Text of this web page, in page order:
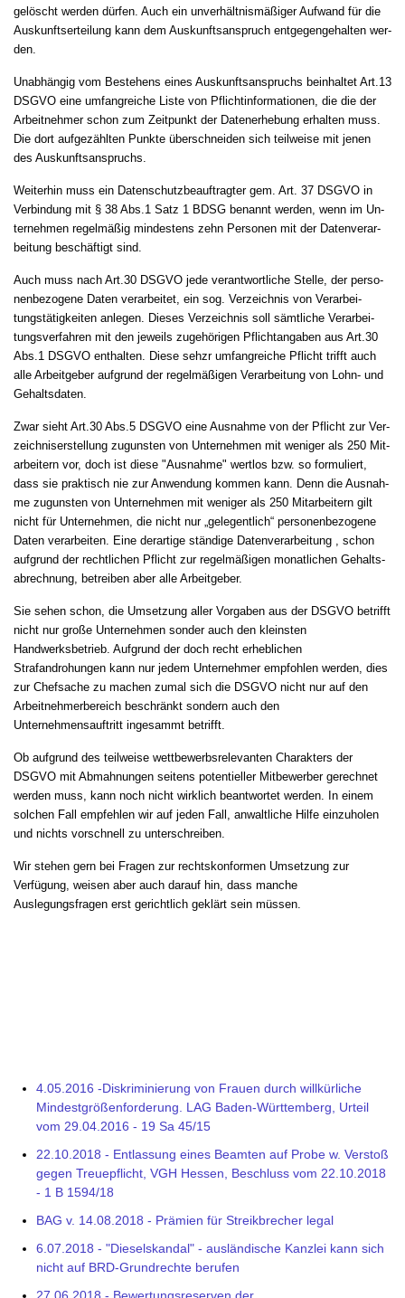
gelöscht wer­den dürfen. Auch ein un­verhält­nismäßiger Auf­wand für die
Aus­kunfts­er­tei­lung kann dem Auskunftsanspruch ent­ge­gen­ge­hal­ten wer­
den.
Un­abhängig vom Be­ste­hens ei­nes Aus­kunfts­an­spruchs be­inhal­tet Art.13
DSGVO ei­ne um­fang­rei­che Lis­te von Pflicht­in­for­ma­tio­nen, die die der
Ar­beit­neh­mer schon zum Zeit­punkt der Da­ten­er­he­bung er­hal­ten muss.
Die dort auf­gezähl­ten Punk­te über­schnei­den sich teil­wei­se mit je­nen
des Aus­kunfts­an­spruchs.
Weiterhin muss ein Da­ten­schutz­be­auf­trag­ter gem. Art. 37 DSGVO in
Ver­bin­dung mit § 38 Abs.1 Satz 1 BDSG be­nannt wer­den, wenn im Un­
ter­neh­men re­gelmäßig min­des­tens zehn Per­so­nen mit der Da­ten­ver­ar­
bei­tung beschäftigt sind.
Auch muss nach Art.30 DSGVO je­de verantwortliche Stelle, der per­so­
nen­be­zo­ge­ne Da­ten ver­ar­bei­tet, ein sog. Ver­zeich­nis von Ver­ar­bei­
tungstätig­kei­ten an­le­gen. Dieses Ver­zeich­nis soll sämt­li­che Ver­ar­bei­
tungs­ver­fah­ren mit den je­weils zu­gehöri­gen Pflicht­an­ga­ben aus Art.30
Abs.1 DSGVO ent­hal­ten. Die­se sehzr umfangreiche Pflicht trifft auch
alle Ar­beit­ge­ber auf­grund der re­gelmäßigen Ver­ar­bei­tung von Lohn- und
Ge­halts­da­ten.
Zwar sieht Art.30 Abs.5 DSG­VO ei­ne Aus­nah­me von der Pflicht zur Ver­
zeich­nis­er­stel­lung zu­guns­ten von Un­ter­neh­men mit we­ni­ger als 250 Mit­
ar­bei­tern vor, doch ist die­se "Aus­nah­me" wert­los bzw. so for­mu­liert,
dass sie prak­tisch nie zur An­wen­dung kom­men kann. Denn die Aus­nah­
me zu­guns­ten von Un­ter­neh­men mit we­ni­ger als 250 Mit­ar­bei­tern gilt
nicht für Un­ter­neh­men, die nicht nur „ge­le­gent­lich“ per­so­nen­be­zo­ge­ne
Da­ten ver­ar­bei­ten. Ei­ne der­ar­ti­ge ständi­ge Da­ten­ver­ar­bei­tung , schon
auf­grund der recht­li­chen Pflicht zur re­gelmäßigen mo­nat­li­chen Ge­halts­
ab­rech­nung, be­trei­ben aber al­le Ar­beit­ge­ber.
Sie sehen schon, die Umsetzung aller Vorgaben aus der DSGVO betrifft
nicht nur große Unternehmen sonder auch den kleinsten
Handwerksbetrieb. Aufgrund der doch recht erheblichen
Strafandrohungen kann nur jedem Unternehmer empfohlen werden, dies
zur Chefsache zu machen zumal sich die DSGVO nicht nur auf den
Arbeitnehmerbereich beschränkt sondern auch den
Unternehmensauftritt ingesammt betrifft.
Ob aufgrund des teilweise wettbewerbsrelevanten Charakters der
DSGVO mit Abmahnungen seitens potentieller Mitbewerber gerechnet
werden muss, kann noch nicht wirklich beantwortet werden. In einem
solchen Fall empfehlen wir auf jeden Fall, anwaltliche Hilfe einzuholen
und nichts vorschnell zu unterschreiben.
Wir stehen gern bei Fragen zur rechtskonformen Umsetzung zur
Verfügung, weisen aber auch darauf hin, dass manche
Auslegungsfragen erst gerichtlich geklärt sein müssen.
4.05.2016 -Diskriminierung von Frauen durch willkürliche
Mindestgrößenforderung. LAG Baden-Württemberg, Urteil
vom 29.04.2016 - 19 Sa 45/15
22.10.2018 - Entlassung eines Beamten auf Probe w. Verstoß
gegen Treuepflicht, VGH Hessen, Beschluss vom 22.10.2018
- 1 B 1594/18
BAG v. 14.08.2018 - Prämien für Streikbrecher legal
6.07.2018 - "Dieselskandal" - ausländische Kanzlei kann sich
nicht auf BRD-Grundrechte berufen